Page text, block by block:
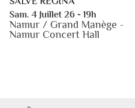
Sam. 4 Juillet 26 - 19h
Namur / Grand Manège -
Namur Concert Hall